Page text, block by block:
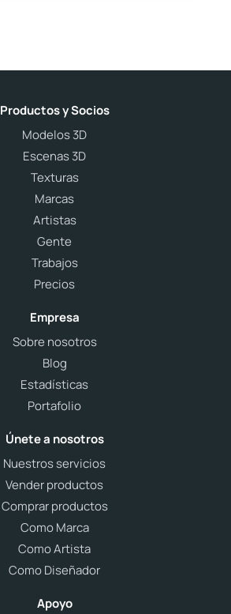
Productos y Socios
Modelos 3D
Escenas 3D
Texturas
Marcas
Artistas
Gente
Trabajos
Precios
Empresa
Sobre nosotros
Blog
Estadísticas
Portafolio
Únete a nosotros
Nuestros servicios
Vender productos
Comprar productos
Como Marca
Como Artista
Como Diseñador
Apoyo